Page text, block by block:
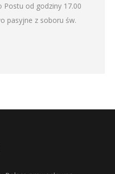
Postu od godziny 17.00
pasyjne z soboru św.